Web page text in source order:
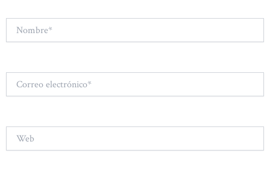
electrónico*